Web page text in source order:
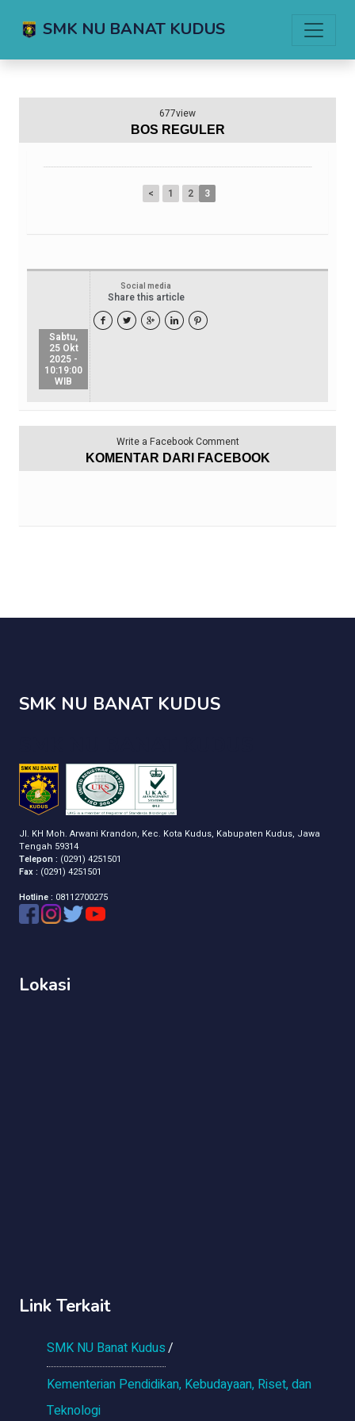
SMK NU BANAT KUDUS
677view
BOS REGULER
< 1 2 3
Social media
Share this article
    
Sabtu,
25 Okt
2025 -
10:19:00
WIB
Write a Facebook Comment
KOMENTAR DARI FACEBOOK
SMK NU BANAT KUDUS
Jl. KH Moh. Arwani Krandon, Kec. Kota Kudus, Kabupaten Kudus, Jawa
Tengah 59314
Telepon : (0291) 4251501
Fax : (0291) 4251501
Hotline : 08112700275
Lokasi
Link Terkait
SMK NU Banat Kudus
Kementerian Pendidikan, Kebudayaan, Riset, dan
Teknologi